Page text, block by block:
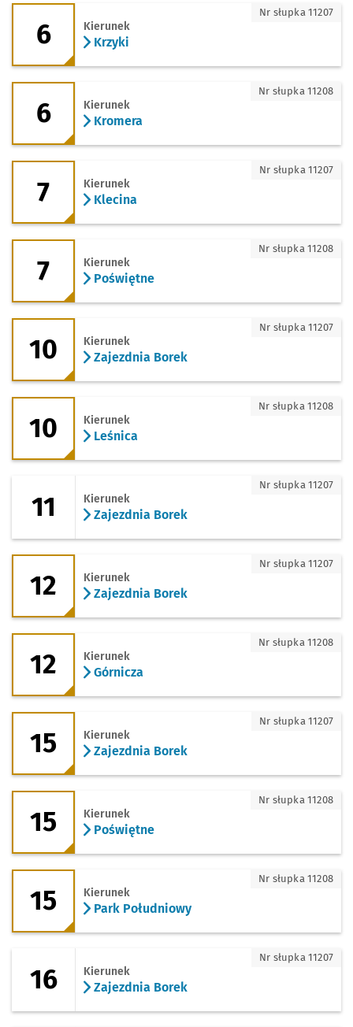
6 - kierunek Krzyki
6 Kierunek
Krzyki
Nr słupka 11207
6 - kierunek Kromera
6 Kierunek
Kromera
Nr słupka 11208
7 - kierunek Klecina
7 Kierunek
Klecina
Nr słupka 11207
7 - kierunek Poświętne
7 Kierunek
Poświętne
Nr słupka 11208
10 - kierunek Zajezdnia Borek
10 Kierunek
Zajezdnia Borek
Nr słupka 11207
10 - kierunek Leśnica
10 Kierunek
Leśnica
Nr słupka 11208
11 - kierunek Zajezdnia Borek
11 Kierunek
Zajezdnia Borek
Nr słupka 11207
12 - kierunek Zajezdnia Borek
12 Kierunek
Zajezdnia Borek
Nr słupka 11207
12 - kierunek Górnicza
12 Kierunek
Górnicza
Nr słupka 11208
15 - kierunek Zajezdnia Borek
15 Kierunek
Zajezdnia Borek
Nr słupka 11207
15 - kierunek Poświętne
15 Kierunek
Poświętne
Nr słupka 11208
15 - kierunek Park Południowy
15 Kierunek
Park Południowy
Nr słupka 11208
16 - kierunek Zajezdnia Borek
16 Kierunek
Zajezdnia Borek
Nr słupka 11207